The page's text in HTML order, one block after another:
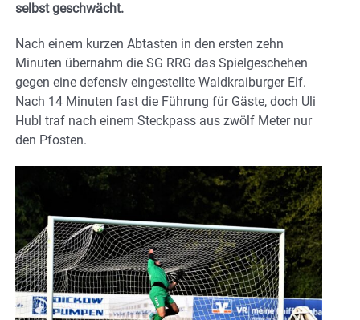
selbst geschwächt.
Nach einem kurzen Abtasten in den ersten zehn
Minuten übernahm die SG RRG das Spielgeschehen
gegen eine defensiv eingestellte Waldkraiburger Elf.
Nach 14 Minuten fast die Führung für Gäste, doch Uli
Hubl traf nach einem Steckpass aus zwölf Meter nur
den Pfosten.